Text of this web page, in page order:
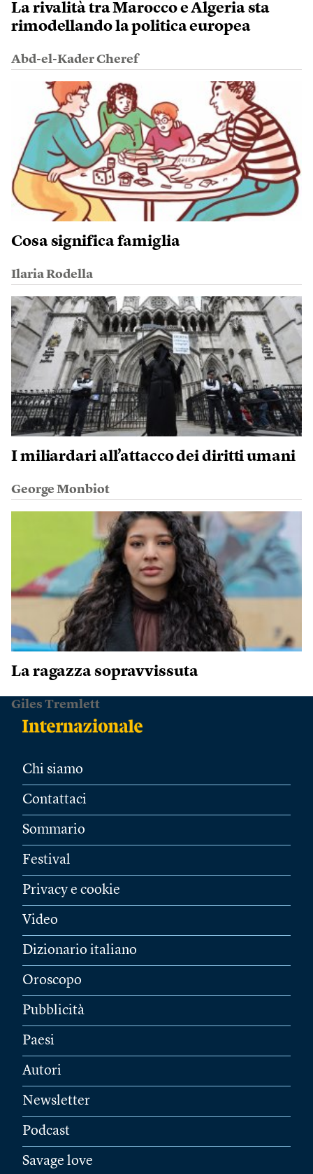
La rivalità tra Marocco e Algeria sta
rimodellando la politica europea
Abd-el-Kader Cheref
Cosa significa famiglia
Ilaria Rodella
I miliardari all’attacco dei diritti umani
George Monbiot
La ragazza sopravvissuta
Giles Tremlett
Chi siamo
Contattaci
Sommario
Festival
Privacy e cookie
Video
Dizionario italiano
Oroscopo
Pubblicità
Paesi
Autori
Newsletter
Podcast
Savage love